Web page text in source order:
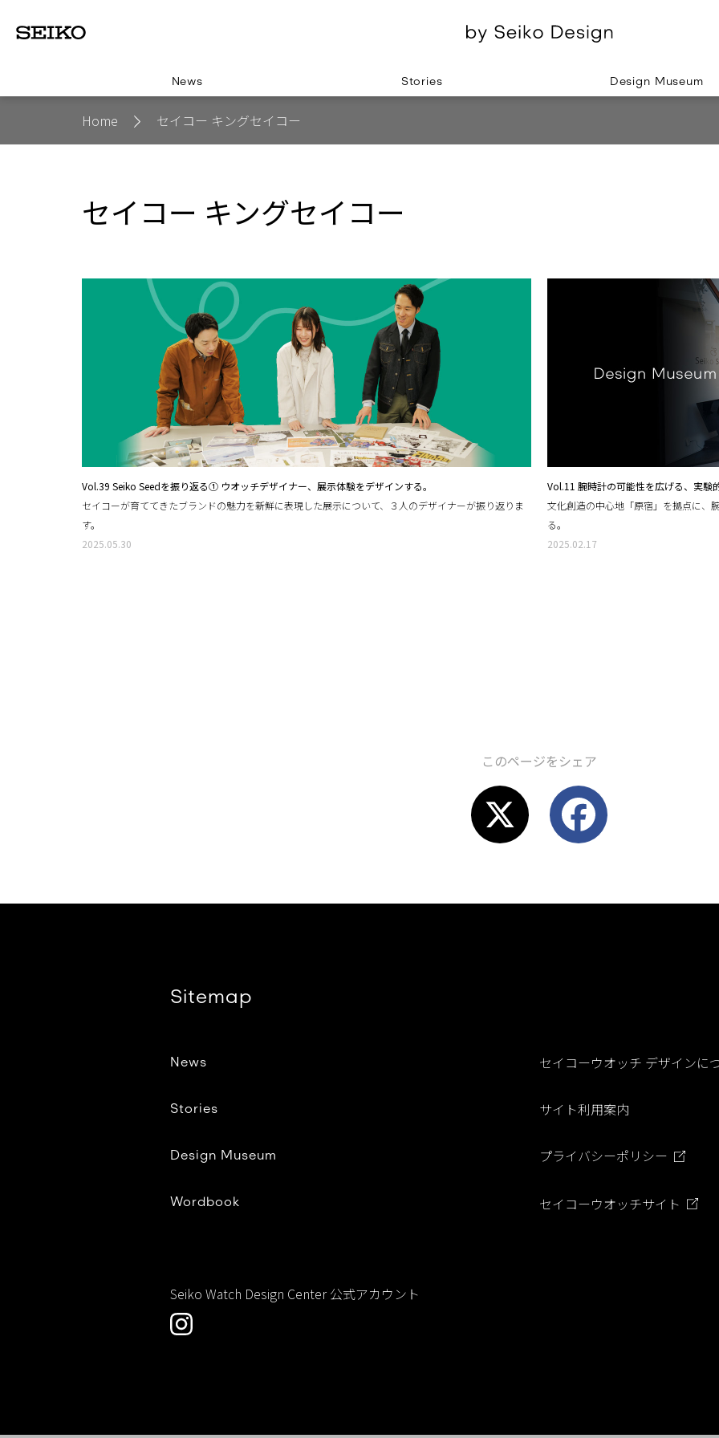
News Stories Design Museum
Home セイコー キングセイコー
セイコー キングセイコー
Vol.39 Seiko Seedを振り返る① ウオッチデザイナー、展示体験をデザインする。
セイコーが育ててきたブランドの魅力を新鮮に表現した展示について、３人のデザイナーが振り返りま
す。
2025.05.30
Vol.11 腕時計の可能性を広げる、実験
文化創造の中心地「原宿」を拠点に、
る。
2025.02.17
このページをシェア
F
o
o
k
Sitemap
News
Stories
Design Museum
Wordbook
セイコーウオッチ デザインに
サイト利用案内
プライバシーポリシー
セイコーウオッチサイト
Seiko Watch Design Center 公式アカウント